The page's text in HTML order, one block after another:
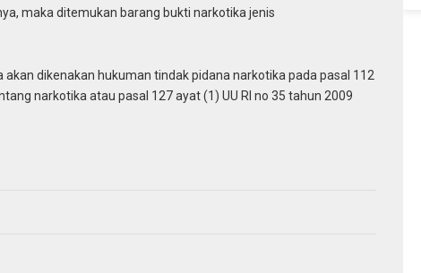
maka ditemukan barang bukti narkotika jenis
dikenakan hukuman tindak pidana narkotika pada pasal 112
narkotika atau pasal 127 ayat (1) UU RI no 35 tahun 2009